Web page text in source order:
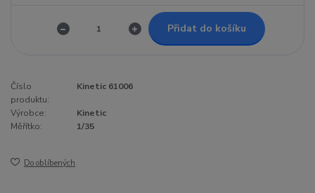
Přidat do košíku
Číslo
produktu:
Kinetic 61006
Výrobce:
Kinetic
Měřítko:
1/35
Do oblíbených